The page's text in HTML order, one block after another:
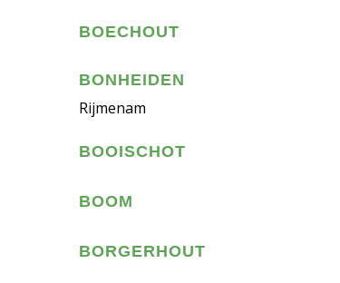
BOECHOUT
BONHEIDEN
Rijmenam
BOOISCHOT
BOOM
BORGERHOUT